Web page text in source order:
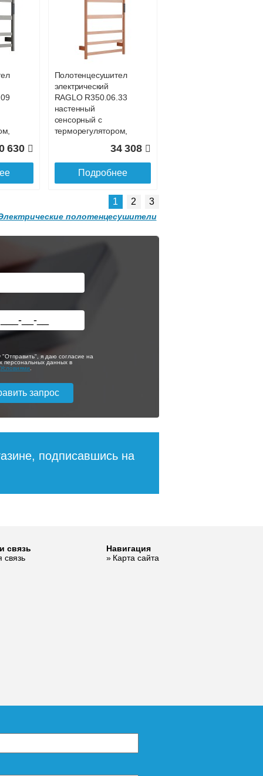
Подробнее о доставке
630
Полотенцесушитель
электрический
RAGLO R350.06.33
настенный
сенсорный с
терморегулятором,
34 308
Подробнее
814
RAGLO R350.07.05
терморегулятором,
1 2 3
полотенцесушители
"Отправить", я даю согласие на
персональных данных в
Условиями
подписавшись на
связь
связь
Навигация
Карта сайта